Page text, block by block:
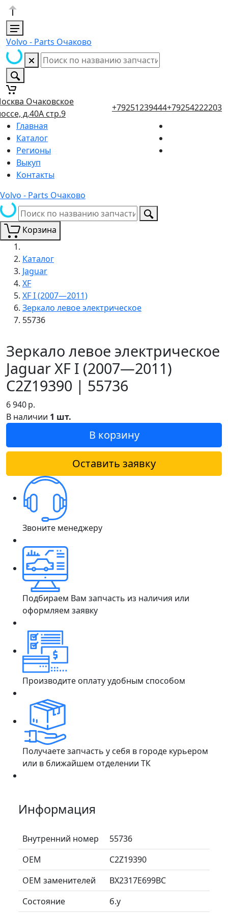
Volvo - Parts Очаково
Очаковское
д.40А стр.9
+79251239444+79254222203
Главная
Каталог
Регионы
Выкуп
Контакты
Volvo - Parts Очаково
Корзина
Каталог
Jaguar
XF
XF I (2007—2011)
Зеркало левое электрическое
55736
Зеркало левое электрическое
Jaguar XF I (2007—2011)
C2Z19390 | 55736
6 940р.
В наличии 1 шт.
В корзину
Оставить заявку
Звоните менеджеру
Подбираем Вам запчасть из наличия или
оформляем заявку
Производите оплату удобным способом
Получаете запчасть у себя в городе курьером
или в ближайшем отделении ТК
Информация
Внутренний номер
55736
ОЕМ
C2Z19390
ОЕМ заменителей
BX2317E699BC
Состояние
б.у